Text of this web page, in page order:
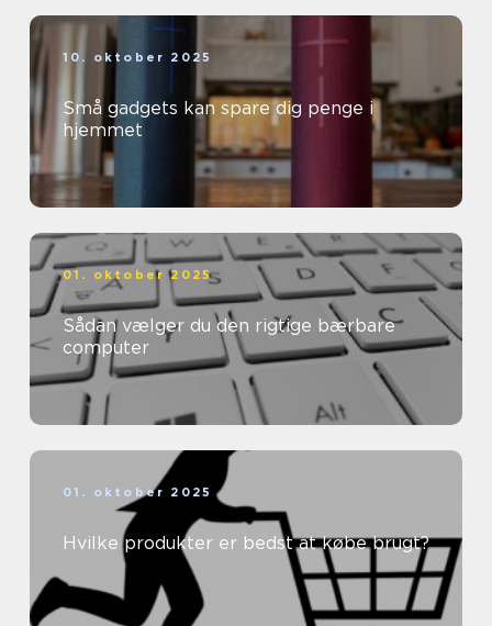
10. oktober 2025
Små gadgets kan spare dig penge i
hjemmet
01. oktober 2025
Sådan vælger du den rigtige bærbare
computer
01. oktober 2025
Hvilke produkter er bedst at købe brugt?